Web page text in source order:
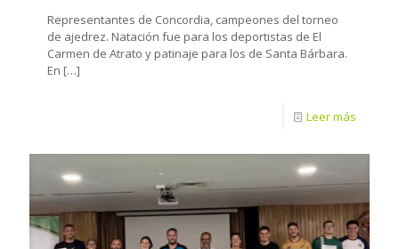
Representantes de Concordia, campeones del torneo
de ajedrez. Natación fue para los deportistas de El
Carmen de Atrato y patinaje para los de Santa Bárbara.
En […]
Leer más